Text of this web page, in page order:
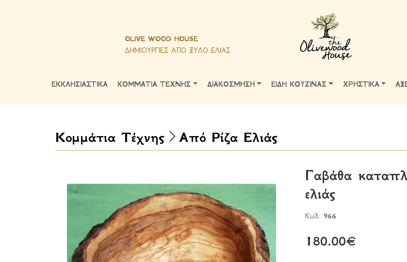
OLIVE WOOD HOUSE
ΔΗΜΙΟΥΡΓΙΕΣ ΑΠΟ ΞΥΛΟ ΕΛΙΑΣ
ΕΚΚΛΗΣΙΑΣΤΙΚΑ ΚΟΜΜΑΤΙΑ ΤΕΧΝΗΣ ΔΙΑΚΟΣΜΗΣΗ ΕΙΔΗ ΚΟΥΖΙΝΑΣ ΧΡΗΣΤΙΚΑ
Κομμάτια Τέχνης Από Ρίζα Ελιάς
Γαβάθα
ελιάς
Κωδ: 966
180.00€